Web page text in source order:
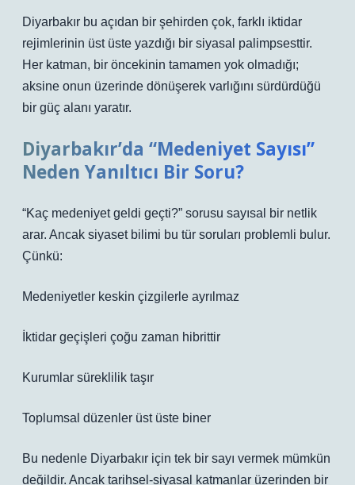
Diyarbakır bu açıdan bir şehirden çok, farklı iktidar
rejimlerinin üst üste yazdığı bir siyasal palimpsesttir.
Her katman, bir öncekinin tamamen yok olmadığı;
aksine onun üzerinde dönüşerek varlığını sürdürdüğü
bir güç alanı yaratır.
Diyarbakır’da “Medeniyet Sayısı”
Neden Yanıltıcı Bir Soru?
“Kaç medeniyet geldi geçti?” sorusu sayısal bir netlik
arar. Ancak siyaset bilimi bu tür soruları problemli bulur.
Çünkü:
Medeniyetler keskin çizgilerle ayrılmaz
İktidar geçişleri çoğu zaman hibrittir
Kurumlar süreklilik taşır
Toplumsal düzenler üst üste biner
Bu nedenle Diyarbakır için tek bir sayı vermek mümkün
değildir. Ancak tarihsel-siyasal katmanlar üzerinden bir